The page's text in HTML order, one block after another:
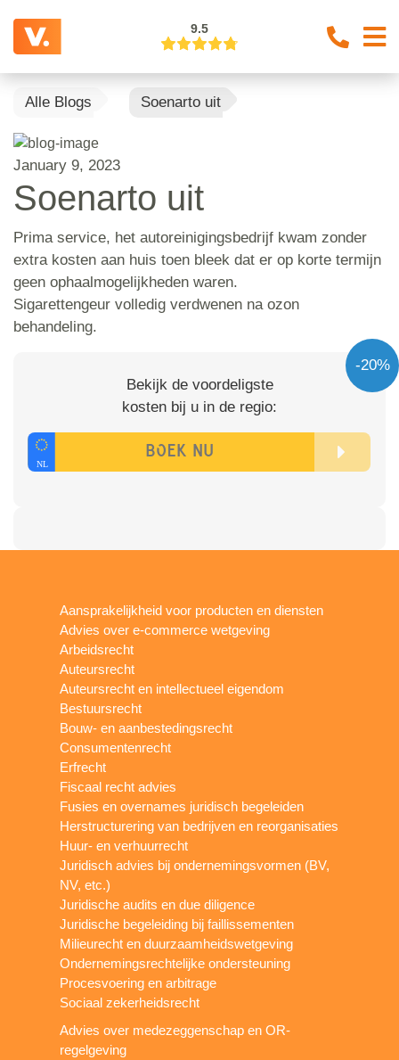
9.5
Alle Blogs Soenarto uit
January 9, 2023
Soenarto uit
Prima service, het autoreinigingsbedrijf kwam zonder
extra kosten aan huis toen bleek dat er op korte termijn
geen ophaalmogelijkheden waren.
Sigarettengeur volledig verdwenen na ozon
behandeling.
-20%
Bekijk de voordeligste
kosten bij u in de regio:
Aansprakelijkheid voor producten en diensten
Advies over e-commerce wetgeving
Arbeidsrecht
Auteursrecht
Auteursrecht en intellectueel eigendom
Bestuursrecht
Bouw- en aanbestedingsrecht
Consumentenrecht
Erfrecht
Fiscaal recht advies
Fusies en overnames juridisch begeleiden
Herstructurering van bedrijven en reorganisaties
Huur- en verhuurrecht
Juridisch advies bij ondernemingsvormen (BV,
NV, etc.)
Juridische audits en due diligence
Juridische begeleiding bij faillissementen
Milieurecht en duurzaamheidswetgeving
Ondernemingsrechtelijke ondersteuning
Procesvoering en arbitrage
Sociaal zekerheidsrecht
Advies over medezeggenschap en OR-
regelgeving